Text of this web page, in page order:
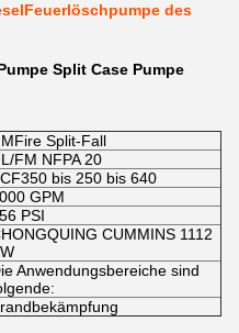
des
Split Case Pumpe
Split-Fall
FM NFPA 20
bis 250 bis 640
GPM
PSI
CUMMINS 1112
Anwendungsbereiche sind